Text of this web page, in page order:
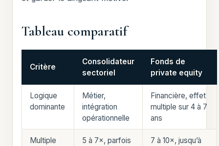
Tableau comparatif
Critère
Consolidateur
sectoriel
Fonds de
private equity
Logique
dominante
Métier,
intégration
opérationnelle
Financière, effet
multiple sur 4 à 7
ans
Multiple
5 à 7×, parfois
7 à 10×, jusqu’à